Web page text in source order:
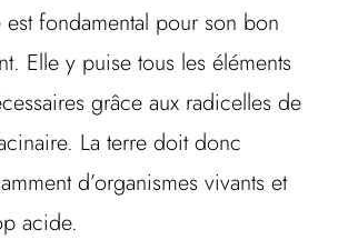
est fondamental pour son bon
Elle y puise tous les éléments
grâce aux radicelles de
La terre doit donc
d’organismes vivants et
acide.